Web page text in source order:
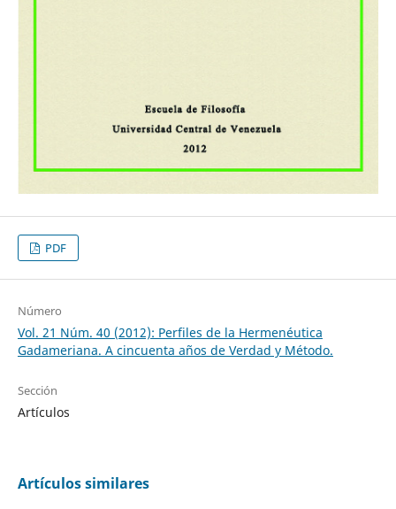
PDF
Número
Vol. 21 Núm. 40 (2012): Perfiles de la Hermenéutica
Gadameriana. A cincuenta años de Verdad y Método.
Sección
Artículos
Artículos similares